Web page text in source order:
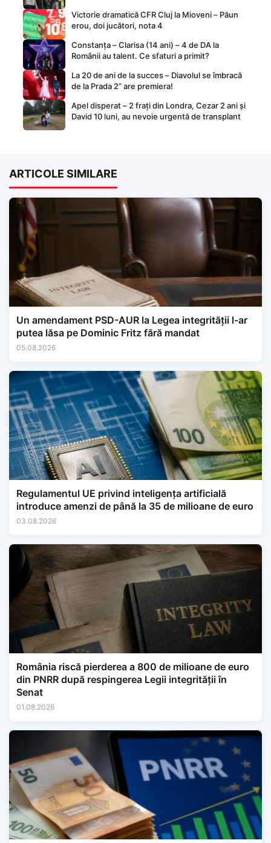
Victorie dramatică CFR Cluj la Mioveni – Păun
erou, doi jucători, nota 4
Constanța – Clarisa (14 ani) – 4 de DA la
Românii au talent. Ce sfaturi a primit?
La 20 de ani de la succes – Diavolul se îmbracă
de la Prada 2” are premiera!
Apel disperat – 2 frați din Londra, Cezar 2 ani și
David 10 luni, au nevoie urgentă de transplant
ARTICOLE SIMILARE
Un amendament PSD-AUR la Legea integrității l-ar
putea lăsa pe Dominic Fritz fără mandat
05.08.2026
Regulamentul UE privind inteligența artificială
introduce amenzi de până la 35 de milioane de euro
03.08.2026
România riscă pierderea a 800 de milioane de euro
din PNRR după respingerea Legii integrității în
Senat
01.08.2026